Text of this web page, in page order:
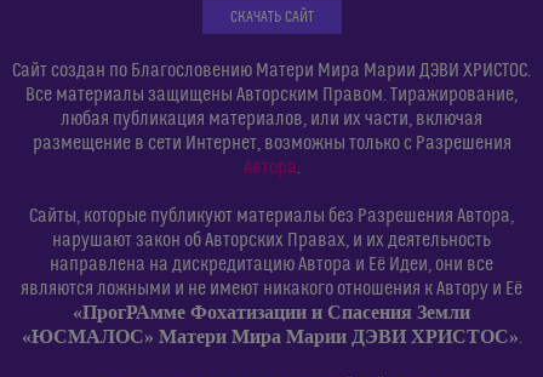
СКАЧАТЬ САЙТ
Сайт создан по Благословению Матери Мира Марии ДЭВИ ХРИСТОС.
Все материалы защищены Авторским Правом. Тиражирование,
любая публикация материалов, или их части, включая
размещение в сети Интернет, возможны только с Разрешения
Автора.
Сайты, которые публикуют материалы без Разрешения Автора,
нарушают закон об Авторских Правах, и их деятельность
направлена на дискредитацию Автора и Её Идеи, они все
являются ложными и не имеют никакого отношения к Автору и Её
«ПрогРАмме Фохатизации и Спасения Земли
«ЮСМАЛОС» Матери Мира Марии ДЭВИ ХРИСТОС».